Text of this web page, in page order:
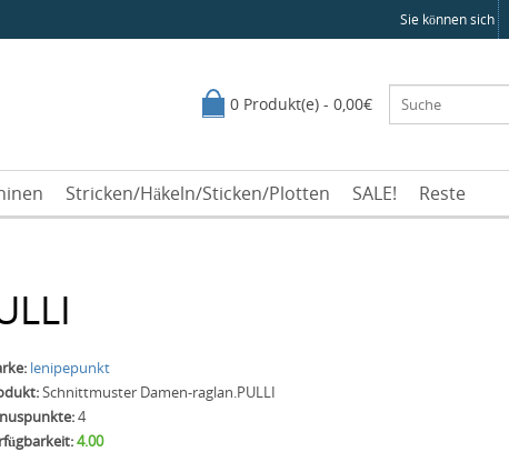
Sie können sich
0 Produkt(e) - 0,00€
Stricken/Häkeln/Sticken/Plotten SALE! Reste
lenipepunkt
Schnittmuster Damen-raglan.PULLI
4
4.00